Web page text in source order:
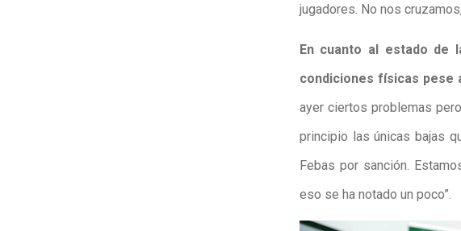
jugadores. No nos
En cuanto al estado de
condiciones físicas pese
ayer ciertos problemas
principio las únicas bajas
Febas por sanción.
eso se ha notado un poco”.